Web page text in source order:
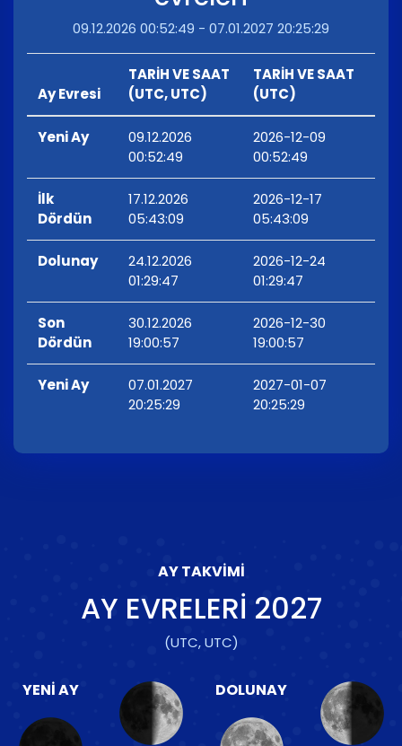
09.12.2026 00:52:49 - 07.01.2027 20:25:29
Ay Evresi
TARİH VE SAAT
(UTC, UTC)
TARİH VE SAAT
(UTC)
Yeni Ay
09.12.2026
00:52:49
2026-12-09
00:52:49
İlk
Dördün
17.12.2026
05:43:09
2026-12-17
05:43:09
Dolunay
24.12.2026
01:29:47
2026-12-24
01:29:47
Son
Dördün
30.12.2026
19:00:57
2026-12-30
19:00:57
Yeni Ay
07.01.2027
20:25:29
2027-01-07
20:25:29
AY TAKVIMI
AY EVRELERI 2027
(UTC, UTC)
YENI AY DOLUNAY